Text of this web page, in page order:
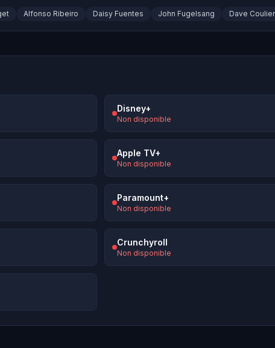
Alfonso Ribeiro Daisy Fuentes John Fugelsang Dave Coulier
Disney+
Non disponible
Apple TV+
Non disponible
Paramount+
Non disponible
Crunchyroll
Non disponible